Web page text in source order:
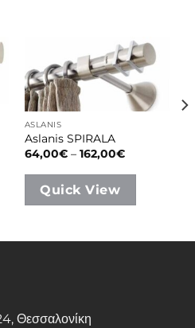
ASLANIS
Aslanis SPIRALA
64,00€ – 162,00€Price
64,00€
Quick View
Θεσσαλονίκη